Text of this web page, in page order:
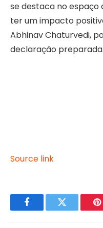
se destaca no espaço
ter um impacto
Abhinav Chaturvedi,
declaração preparada.
Source link
FacebookTwitter